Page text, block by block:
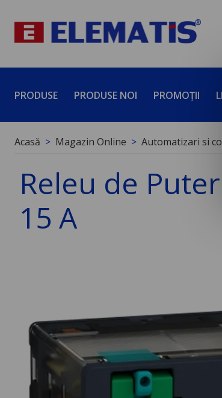
PRODUSE PRODUSE NOI PROMOȚII
Acasă Magazin Online Automatizari si
Releu de
15 A